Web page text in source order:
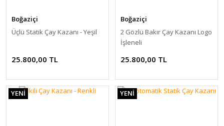
Boğaziçi
Üçlü Statik Çay Kazanı - Yeşil
25.800,00 TL
Boğaziçi
2 Gözlü Bakır Çay Kazanı Logo
İşleneli
25.800,00 TL
YENİ YENİ